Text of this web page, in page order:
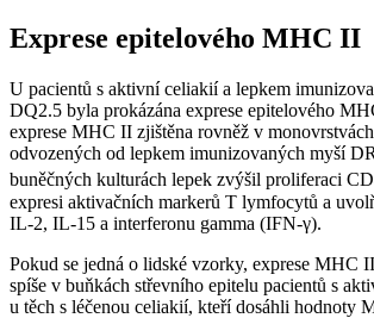
Exprese epitelového MHC II
U pacientů s aktivní celiakií a lepkem
DQ2.5 byla prokázána exprese epitelového
exprese MHC II zjištěna rovněž v
odvozených od lepkem imunizovaných myší
buněčných kulturách lepek zvýšil proliferaci
expresi aktivačních markerů T lymfocytů a
IL-2, IL-15 a interferonu gamma (IFN-γ).
Pokud se jedná o lidské vzorky, exprese MHC
spíše v buňkách střevního epitelu pacientů s
u těch s léčenou celiakií, kteří dosáhli hodnoty